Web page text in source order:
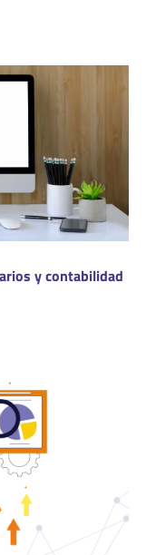
y contabilidad